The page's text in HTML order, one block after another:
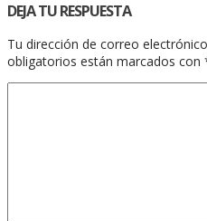
DEJA TU RESPUESTA
Tu dirección de correo
obligatorios están marcados con